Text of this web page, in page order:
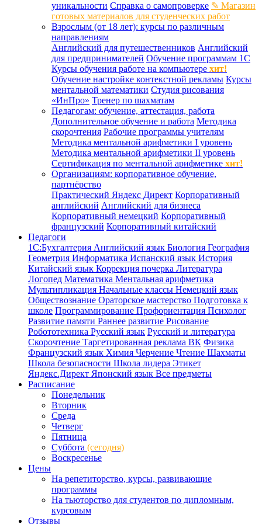
уникальности Справка о самопроверке ✎ Магазин
готовых материалов для студенческих работ
Взрослым (от 18 лет): курсы по различным
направлениям
Английский для путешественников Английский
для предпринимателей Обучение программам 1С
Курсы обучения работе на компьютере хит!
Обучение настройке контекстной рекламы Курсы
ментальной математики Студия рисования
«ИнПро» Тренер по шахматам
Педагогам: обучение, аттестация, работа
Дополнительное обучение и работа Методика
скорочтения Рабочие программы учителям
Методика ментальной арифметики I уровень
Методика ментальной арифметики II уровень
Сертификация по ментальной арифметике хит!
Организациям: корпоративное обучение,
партнёрство
Практический Яндекс Директ Корпоративный
английский Английский для бизнеса
Корпоративный немецкий Корпоративный
французский Корпоративный китайский
Педагоги
1С:Бухгалтерия Английский язык Биология География
Геометрия Информатика Испанский язык История
Китайский язык Коррекция почерка Литература
Логопед Математика Ментальная арифметика
Мультипликация Начальные классы Немецкий язык
Обществознание Ораторское мастерство Подготовка к
школе Программирование Профориентация Психолог
Развитие памяти Раннее развитие Рисование
Робототехника Русский язык Русский и литература
Скорочтение Таргетированная реклама ВК Физика
Французский язык Химия Черчение Чтение Шахматы
Школа безопасности Школа лидера Этикет
Яндекс.Директ Японский язык Все предметы
Расписание
Понедельник
Вторник
Среда
Четверг
Пятница
Суббота (сегодня)
Воскресенье
Цены
На репетиторство, курсы, развивающие
программы
На тьюторство для студентов по дипломным,
курсовым
Отзывы